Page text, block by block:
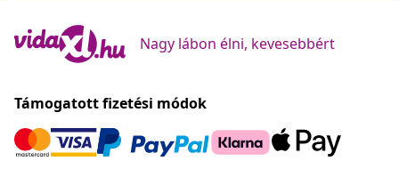
Nagy lábon élni, kevesebbért
Támogatott fizetési módok